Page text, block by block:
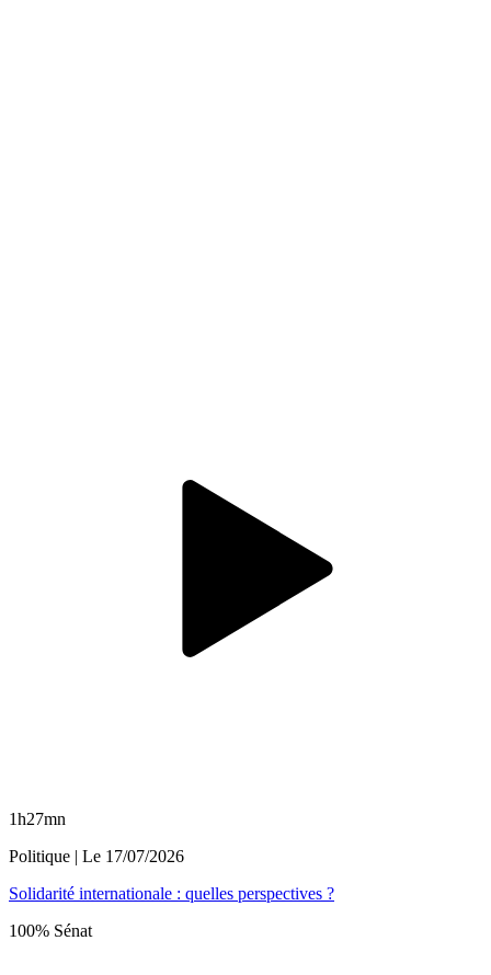
1h27mn
Politique | Le 17/07/2026
Solidarité internationale : quelles perspectives ?
100% Sénat